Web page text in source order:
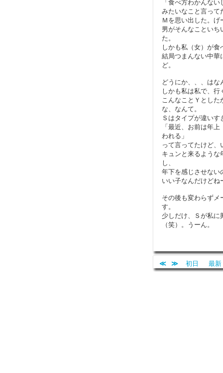
「食べ方わかんな
みたいなこと言って
Ｍを思い出した。げ
男がそんなこといち
た。
しかも私（女）が
結局つまんない中華
ど。
どうにか、、、は
しかも私は私で、
こんなことＹとした
な、なんて。
Ｓはタイプが違いす
「最近、お前は年
われる」
って言ってたけど
キュンと来るような
し、
年下を感じさせない
いい子なんだけどね
その後も変わらずメ
す。
少しだけ、Ｓが私に
（笑）。うーん。
≪ ≫ 初日 最新